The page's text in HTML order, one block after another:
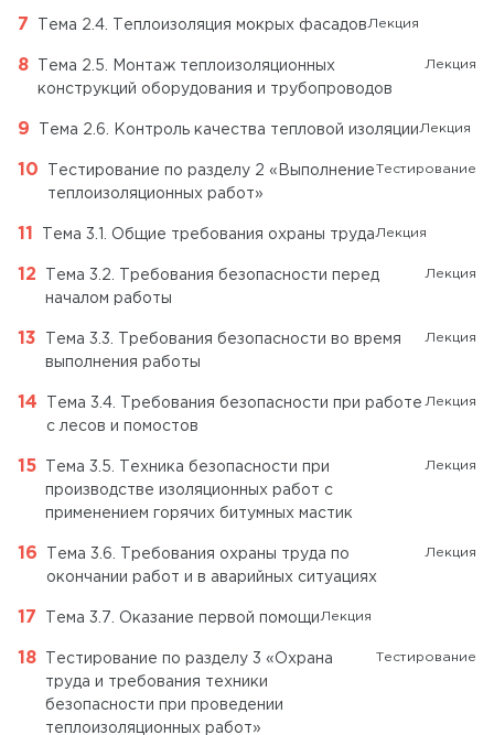
Тема 2.4. Теплоизоляция мокрых фасадов Лекция
Тема 2.5. Монтаж теплоизоляционных
конструкций оборудования и трубопроводов
Лекция
Тема 2.6. Контроль качества тепловой изоляции Лекция
Тестирование по разделу 2 «Выполнение
теплоизоляционных работ»
Тестирование
Тема 3.1. Общие требования охраны труда Лекция
Тема 3.2. Требования безопасности перед
началом работы
Лекция
Тема 3.3. Требования безопасности во время
выполнения работы
Лекция
Тема 3.4. Требования безопасности при работе
с лесов и помостов
Лекция
Тема 3.5. Техника безопасности при
производстве изоляционных работ с
применением горячих битумных мастик
Лекция
Тема 3.6. Требования охраны труда по
окончании работ и в аварийных ситуациях
Лекция
Тема 3.7. Оказание первой помощи Лекция
Тестирование по разделу 3 «Охрана
труда и требования техники
безопасности при проведении
теплоизоляционных работ»
Тестирование